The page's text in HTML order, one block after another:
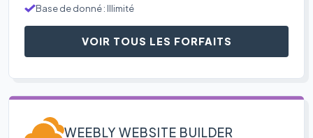
Base de donné : Illimité
VOIR TOUS LES FORFAITS
WEEBLY WEBSITE BUILDER